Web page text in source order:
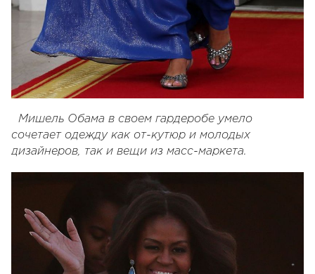
Мишель Обама в своем гардеробе умело
сочетает одежду как от-кутюр и молодых
дизайнеров, так и вещи из масс-маркета.